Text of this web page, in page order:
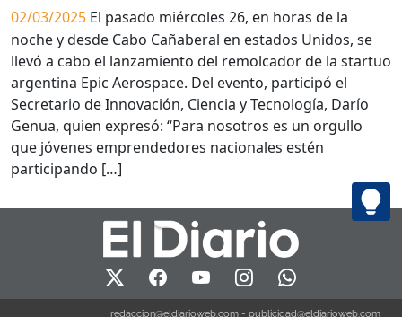
02/03/2025 El pasado miércoles 26, en horas de la
noche y desde Cabo Cañaberal en estados Unidos, se
llevó a cabo el lanzamiento del remolcador de la startuo
argentina Epic Aerospace. Del evento, participó el
Secretario de Innovación, Ciencia y Tecnología, Darío
Genua, quien expresó: “Para nosotros es un orgullo
que jóvenes emprendedores nacionales estén
participando […]
redaccion@eldiarioweb.com - publicidad@eldiarioweb.com